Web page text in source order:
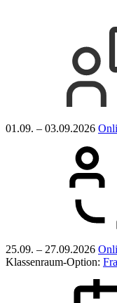
01.09. – 03.09.2026
25.09. – 27.09.2026
Klassenraum-Option: